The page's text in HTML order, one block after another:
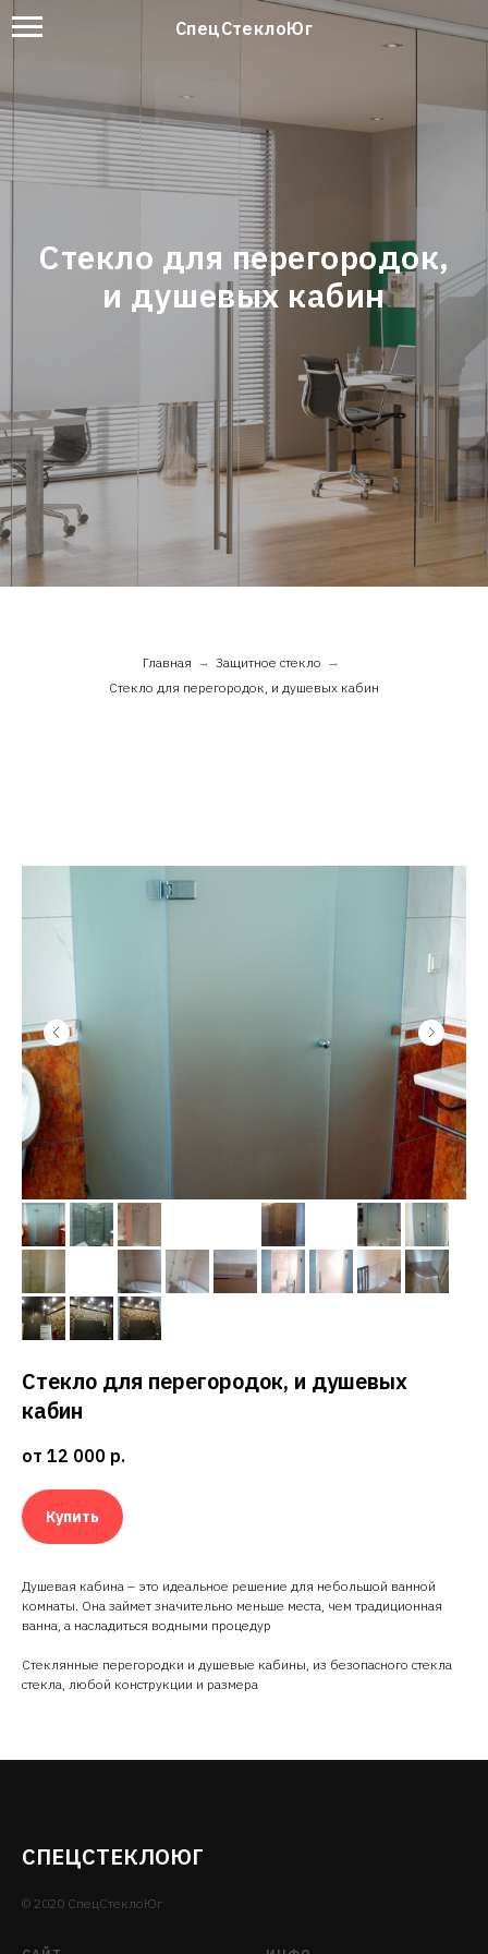
СпецСтеклоЮг
Стекло для перегородок,
и душевых кабин
Главная → Защитное стекло →
Стекло для перегородок, и душевых кабин
Стекло для перегородок, и душевых
кабин
от 12 000 р.
Купить
Душевая кабина – это идеальное решение для небольшой ванной
комнаты. Она займет значительно меньше места, чем традиционная
ванна, а насладиться водными процедур
Стеклянные перегородки и душевые кабины, из безопасного стекла
стекла, любой конструкции и размера
СПЕЦСТЕКЛОЮГ
© 2020 СпецСтеклоЮг